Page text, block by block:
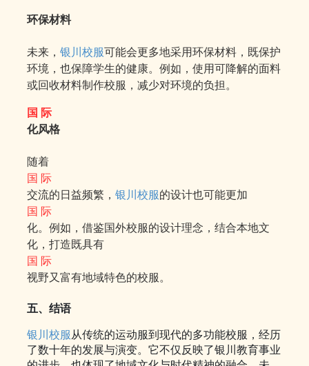
环保材料
未来，银川校服可能会更多地采用环保材料，既保护
环境，也保障学生的健康。例如，使用可降解的面料
或回收材料制作校服，减少对环境的负担。
国 际
化风格
随着
国 际
交流的日益频繁，银川校服的设计也可能更加
国 际
化。例如，借鉴国外校服的设计理念，结合本地文
化，打造既具有
国 际
视野又富有地域特色的校服。
五、结语
银川校服从传统的运动服到现代的多功能校服，经历
了数十年的发展与演变。它不仅反映了银川教育事业